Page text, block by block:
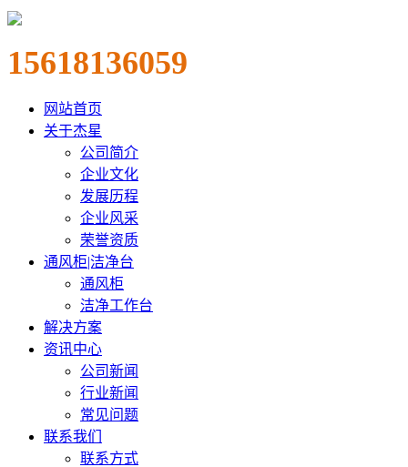
15618136059
网站首页
关于杰星
公司简介
企业文化
发展历程
企业风采
荣誉资质
通风柜|洁净台
通风柜
洁净工作台
解决方案
资讯中心
公司新闻
行业新闻
常见问题
联系我们
联系方式